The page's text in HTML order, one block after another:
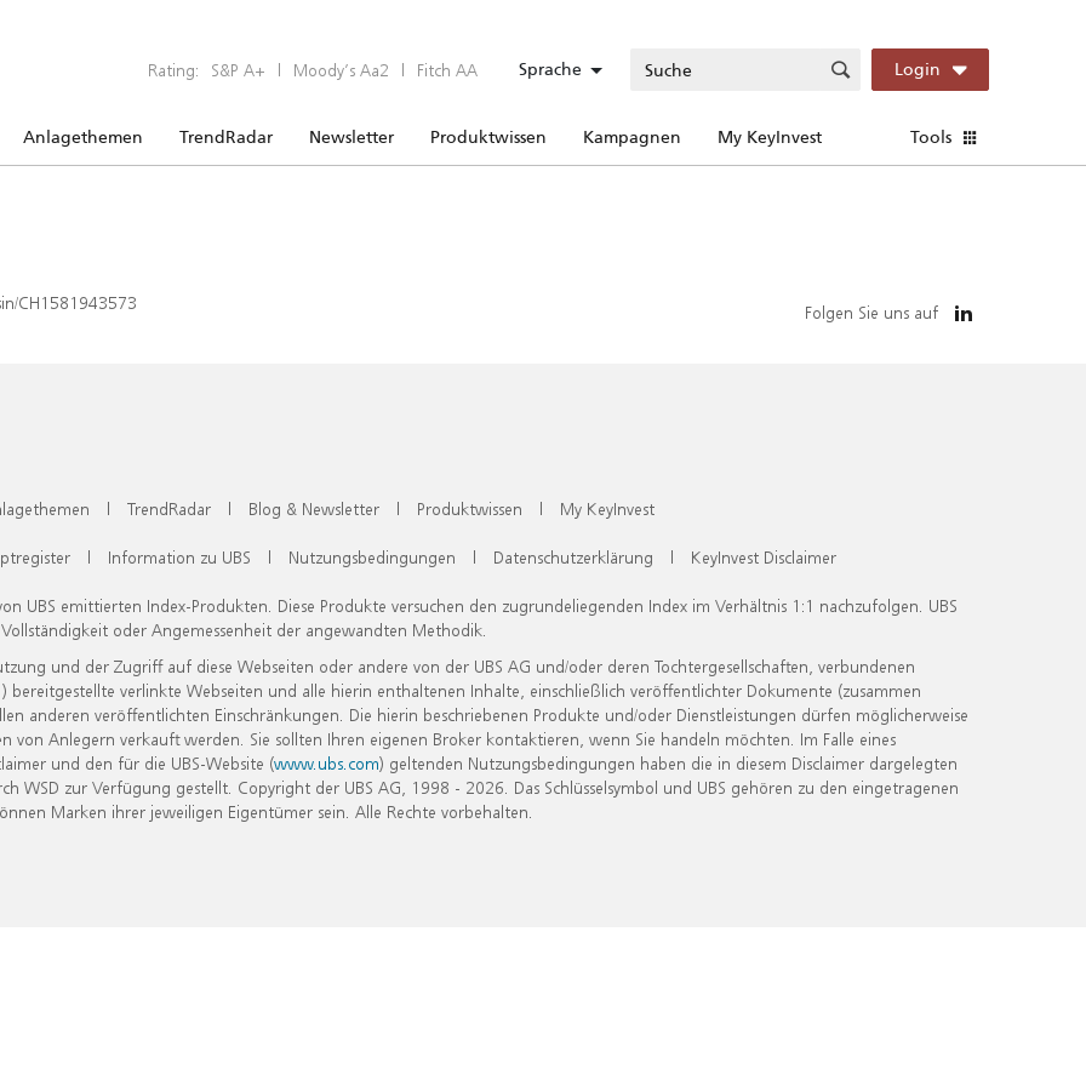
Rating: S&P A+ | Moody’s Aa2 | Fitch AA Sprache Login
Anlagethemen TrendRadar Newsletter Produktwissen Kampagnen My KeyInvest Tools
CH1581943573 Folgen Sie uns auf
| TrendRadar | Blog & Newsletter | Produktwissen | My KeyInvest
| Information zu UBS | Nutzungsbedingungen | Datenschutzerklärung | KeyInvest Disclaimer
UBS emittierten Index-Produkten. Diese Produkte versuchen den zugrundeliegenden Index im Verhältnis 1:1 nachzufolgen. UBS
oder Angemessenheit der angewandten Methodik.
und der Zugriff auf diese Webseiten oder andere von der UBS AG und/oder deren Tochtergesellschaften, verbundenen
verlinkte Webseiten und alle hierin enthaltenen Inhalte, einschließlich veröffentlichter Dokumente (zusammen
anderen veröffentlichten Einschränkungen. Die hierin beschriebenen Produkte und/oder Dienstleistungen dürfen möglicherweise
Anlegern verkauft werden. Sie sollten Ihren eigenen Broker kontaktieren, wenn Sie handeln möchten. Im Falle eines
und den für die UBS-Website (www.ubs.com) geltenden Nutzungsbedingungen haben die in diesem Disclaimer dargelegten
zur Verfügung gestellt. Copyright der UBS AG, 1998 - 2026. Das Schlüsselsymbol und UBS gehören zu den eingetragenen
Marken ihrer jeweiligen Eigentümer sein. Alle Rechte vorbehalten.